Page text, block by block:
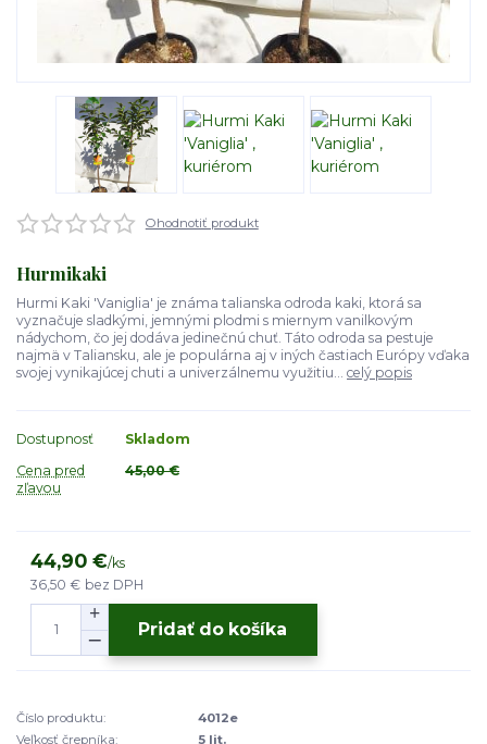
Ohodnotiť produkt
Hurmikaki
Hurmi Kaki 'Vaniglia' je známa talianska odroda kaki, ktorá sa
vyznačuje sladkými, jemnými plodmi s miernym vanilkovým
nádychom, čo jej dodáva jedinečnú chuť. Táto odroda sa pestuje
najmä v Taliansku, ale je populárna aj v iných častiach Európy vďaka
svojej vynikajúcej chuti a univerzálnemu využitiu... celý popis
Dostupnosť
Skladom
Cena pred
zľavou
45,00 €
44,90 €/ks
36,50 € bez DPH
Pridať do košíka
Číslo produktu:
4012e
Veľkosť črepníka:
5 lit.